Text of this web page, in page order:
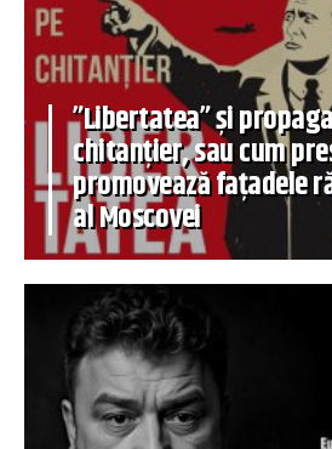
”Libertatea” și
chitanțier, sau cum
promovează fațadele
al Moscovei